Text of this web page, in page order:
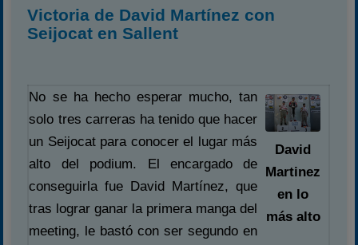
Victoria de David Martínez con
Seijocat en Sallent
No se ha hecho esperar mucho, tan
solo tres carreras ha tenido que hacer
un Seijocat para conocer el lugar más
alto del podium. El encargado de
conseguirla fue David Martínez, que
tras lograr ganar la primera manga del
meeting, le bastó con ser segundo en
David
Martinez
en lo
más alto